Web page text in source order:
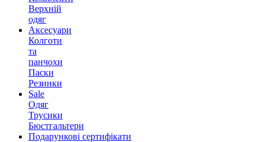
Верхній
одяг
Аксесуари
Колготи
та
панчохи
Паски
Резинки
Sale
Одяг
Трусики
Бюстгальтери
Подарункові сертифікати